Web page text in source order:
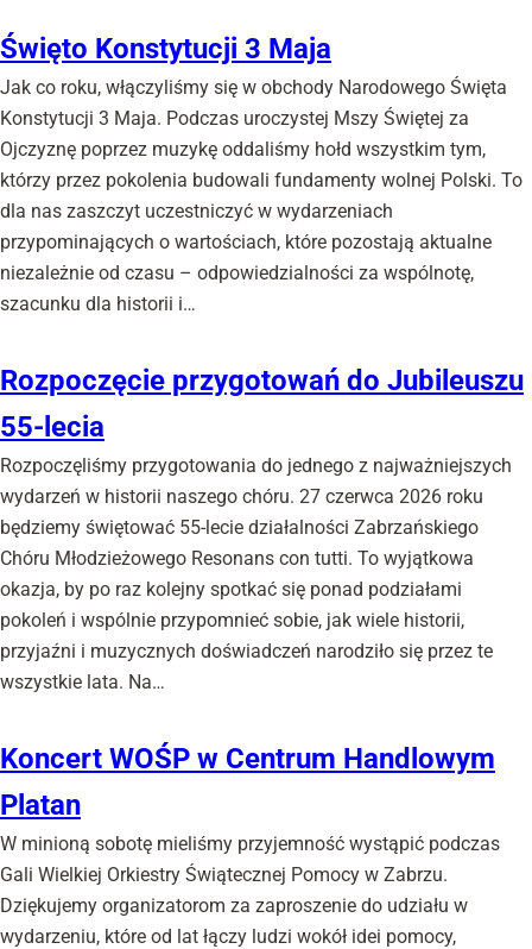
Święto Konstytucji 3 Maja
Jak co roku, włączyliśmy się w obchody Narodowego Święta
Konstytucji 3 Maja. Podczas uroczystej Mszy Świętej za
Ojczyznę poprzez muzykę oddaliśmy hołd wszystkim tym,
którzy przez pokolenia budowali fundamenty wolnej Polski. To
dla nas zaszczyt uczestniczyć w wydarzeniach
przypominających o wartościach, które pozostają aktualne
niezależnie od czasu – odpowiedzialności za wspólnotę,
szacunku dla historii i…
Rozpoczęcie przygotowań do Jubileuszu
55-lecia
Rozpoczęliśmy przygotowania do jednego z najważniejszych
wydarzeń w historii naszego chóru. 27 czerwca 2026 roku
będziemy świętować 55-lecie działalności Zabrzańskiego
Chóru Młodzieżowego Resonans con tutti. To wyjątkowa
okazja, by po raz kolejny spotkać się ponad podziałami
pokoleń i wspólnie przypomnieć sobie, jak wiele historii,
przyjaźni i muzycznych doświadczeń narodziło się przez te
wszystkie lata. Na…
Koncert WOŚP w Centrum Handlowym
Platan
W minioną sobotę mieliśmy przyjemność wystąpić podczas
Gali Wielkiej Orkiestry Świątecznej Pomocy w Zabrzu.
Dziękujemy organizatorom za zaproszenie do udziału w
wydarzeniu, które od lat łączy ludzi wokół idei pomocy,